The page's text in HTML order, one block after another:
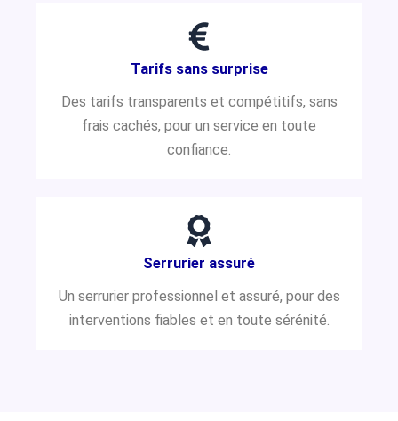
Tarifs sans surprise
Des tarifs transparents et compétitifs, sans
frais cachés, pour un service en toute
confiance.
Serrurier assuré
Un serrurier professionnel et assuré, pour des
interventions fiables et en toute sérénité.